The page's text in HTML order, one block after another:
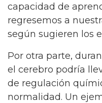
capacidad de
regresemos a
según sugieren los
Por otra parte,
el cerebro podría
de regulación
normalidad. Un